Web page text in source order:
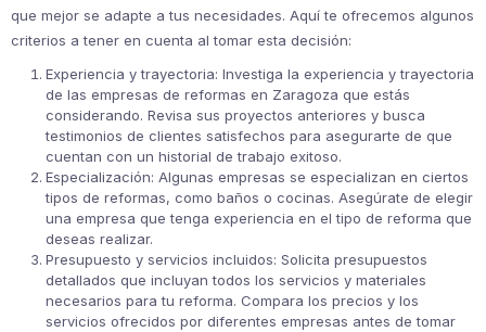
que mejor se adapte a tus necesidades. Aquí te ofrecemos algunos
criterios a tener en cuenta al tomar esta decisión:
Experiencia y trayectoria: Investiga la experiencia y trayectoria
de las empresas de reformas en Zaragoza que estás
considerando. Revisa sus proyectos anteriores y busca
testimonios de clientes satisfechos para asegurarte de que
cuentan con un historial de trabajo exitoso.
Especialización: Algunas empresas se especializan en ciertos
tipos de reformas, como baños o cocinas. Asegúrate de elegir
una empresa que tenga experiencia en el tipo de reforma que
deseas realizar.
Presupuesto y servicios incluidos: Solicita presupuestos
detallados que incluyan todos los servicios y materiales
necesarios para tu reforma. Compara los precios y los
servicios ofrecidos por diferentes empresas antes de tomar